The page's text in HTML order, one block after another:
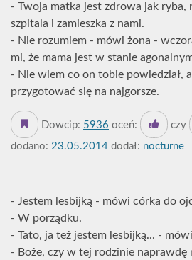
- Twoja matka jest zdrowa jak ryba,
szpitala i zamieszka z nami.
- Nie rozumiem - mówi żona -
mi, że mama jest w stanie
- Nie wiem co on tobie powiedział,
przygotować się na najgorsze.
Dowcip: 5936 oceń: czy
dodano: 23.05.2014 dodał: nocturne
- Jestem lesbijką - mówi córka do
- W porządku.
- Tato, ja też jestem lesbijką... -
- Boże, czy w tej rodzinie